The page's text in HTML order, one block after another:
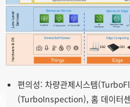
편의성: 차량관제시스템
(TurboInspection), 홈 데이터